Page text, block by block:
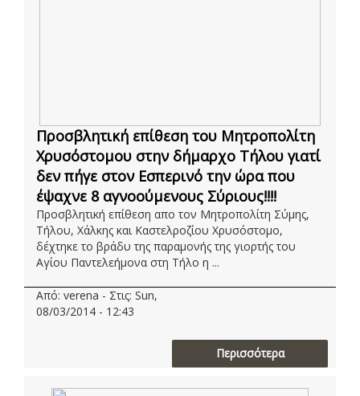
Προσβλητική επίθεση του Μητροπολίτη
Χρυσόστομου στην δήμαρχο Τήλου γιατί
δεν πήγε στον Εσπερινό την ώρα που
έψαχνε 8 αγνοούμενους Σύριους!!!!
Προσβλητική επίθεση απο τον Μητροπολίτη Σύμης,
Τήλου, Χάλκης και Καστελροζίου Χρυσόστομο,
δέχτηκε το βράδυ της παραμονής της γιορτής του
Αγίου Παντελεήμονα στη Τήλο η ...
Από: verena - Στις: Sun,
08/03/2014 - 12:43
Περισσότερα